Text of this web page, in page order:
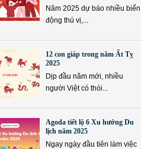
Năm 2025 dự báo nhiều biến
động thú vị,...
12 con giáp trong năm Ất Tỵ
2025
Dịp đầu năm mới, nhiều
người Việt có thói...
Agoda tiết lộ 6 Xu hướng Du
lịch năm 2025
Ngay ngày đầu tiên làm việc